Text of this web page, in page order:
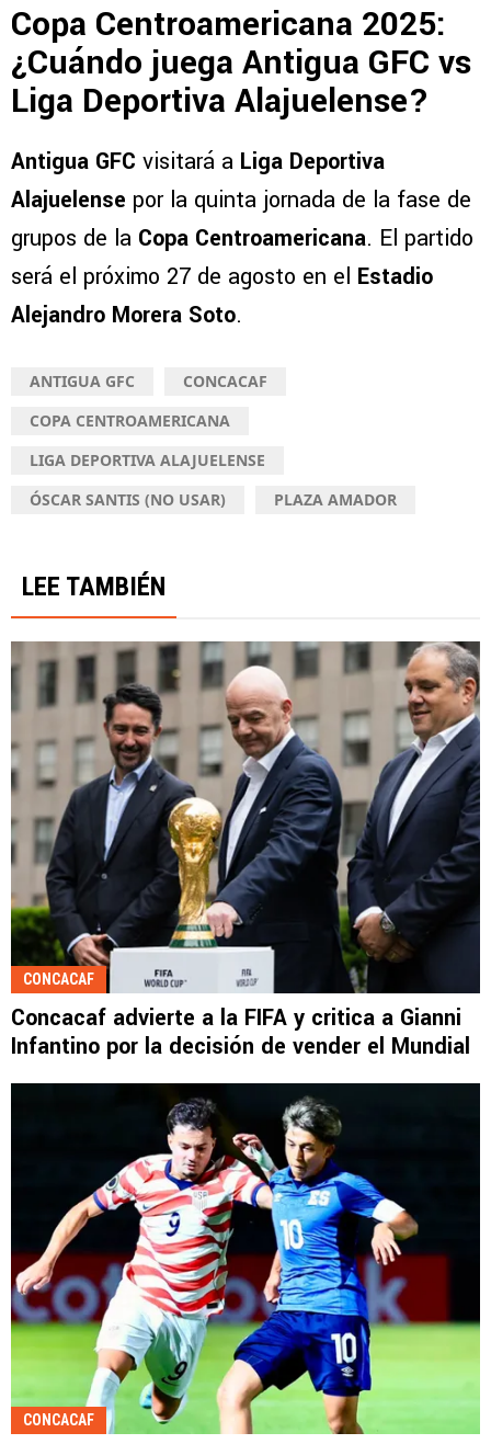
Copa Centroamericana 2025:
¿Cuándo juega Antigua GFC vs
Liga Deportiva Alajuelense?
Antigua GFC visitará a Liga Deportiva
Alajuelense por la quinta jornada de la fase de
grupos de la Copa Centroamericana. El partido
será el próximo 27 de agosto en el Estadio
Alejandro Morera Soto.
ANTIGUA GFC
CONCACAF
COPA CENTROAMERICANA
LIGA DEPORTIVA ALAJUELENSE
ÓSCAR SANTIS (NO USAR)
PLAZA AMADOR
LEE TAMBIÉN
CONCACAF
Concacaf advierte a la FIFA y critica a Gianni
Infantino por la decisión de vender el Mundial
CONCACAF